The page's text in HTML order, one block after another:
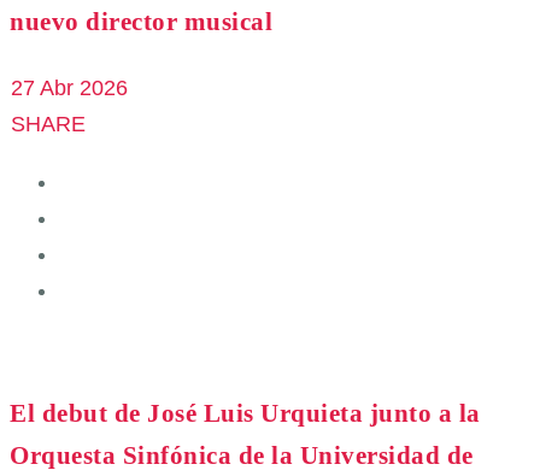
nuevo director musical
27 Abr 2026
SHARE
El debut de José Luis Urquieta junto a la
Orquesta Sinfónica de la Universidad de